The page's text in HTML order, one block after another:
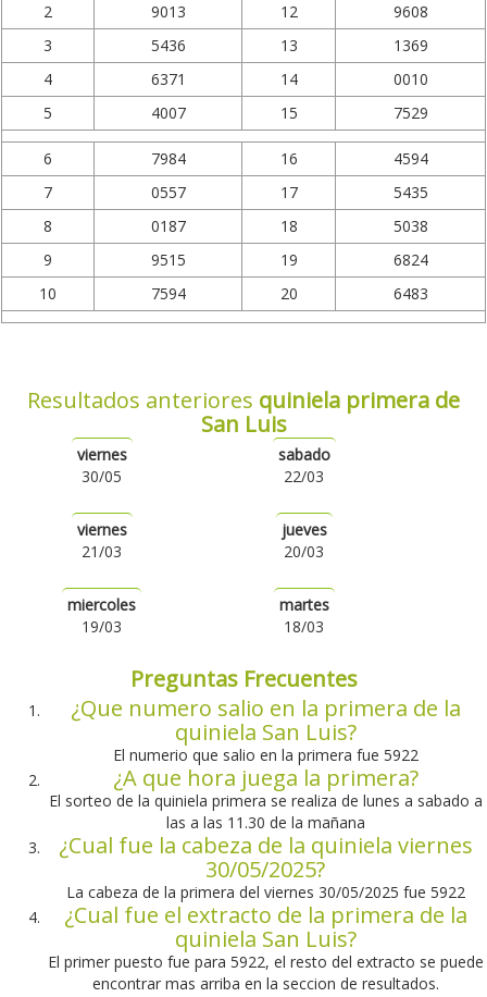
2
9013 12
9608
3
5436 13
1369
4
6371 14
0010
5
4007 15 7529
6 7984 16
4594
7
0557 17
5435
8
0187 18
5038
9
9515 19
6824
10
7594 20 6483
Resultados anteriores quiniela primera de
San Luis
viernes
30/05
sabado
22/03
viernes
21/03
jueves
20/03
miercoles
19/03
martes
18/03
Preguntas Frecuentes
¿Que numero salio en la primera de la
quiniela San Luis?
El numerio que salio en la primera fue 5922
¿A que hora juega la primera?
El sorteo de la quiniela primera se realiza de lunes a sabado a
las a las 11.30 de la mañana
¿Cual fue la cabeza de la quiniela viernes
30/05/2025?
La cabeza de la primera del viernes 30/05/2025 fue 5922
¿Cual fue el extracto de la primera de la
quiniela San Luis?
El primer puesto fue para 5922, el resto del extracto se puede
encontrar mas arriba en la seccion de resultados.